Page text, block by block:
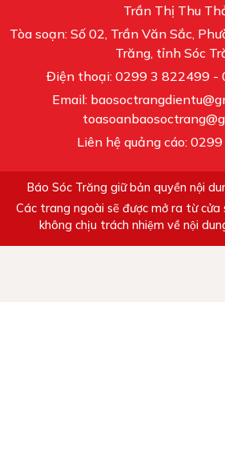
Trần Thị Thu
Tòa soạn: Số 02, Trần Văn Sắc,
Trăng, tỉnh Sóc
Điện thoại: 0299 3 822499 -
Email:
Liên hệ quảng cáo:
Báo Sóc Trăng giữ bản quyền nội
Các trang ngoài sẽ được mở ra từ cửa
không chịu trách nhiệm về nội